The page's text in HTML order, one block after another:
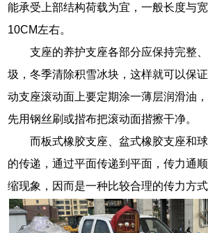
能承受上部结构荷载为宜，一般长度与
10CM左右。
支座的养护支座各部分应保持完整
圾，冬季清除积雪冰块，这样就可以保
动支座滚动面上要定期涂一薄层润滑油
先用钢丝刷或揩布把滚动面揩擦干净。
而板式橡胶支座、盆式橡胶支座和
的传递，通过平面传递到平面，传力通
缩现象，因而是一种比较合理的传力方式